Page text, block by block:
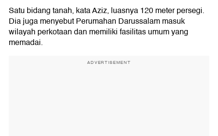
Satu bidang tanah, kata Aziz, luasnya 120 meter persegi.
Dia juga menyebut Perumahan Darussalam masuk
wilayah perkotaan dan memiliki fasilitas umum yang
memadai.
ADVERTISEMENT